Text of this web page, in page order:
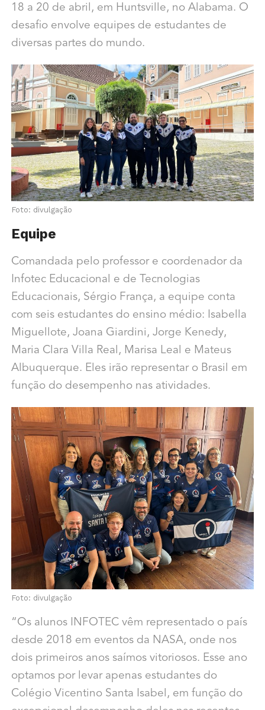
18 a 20 de abril, em Huntsville, no Alabama. O
desafio envolve equipes de estudantes de
diversas partes do mundo.
Foto: divulgação
Equipe
Comandada pelo professor e coordenador da
Infotec Educacional e de Tecnologias
Educacionais, Sérgio França, a equipe conta
com seis estudantes do ensino médio: Isabella
Miguellote, Joana Giardini, Jorge Kenedy,
Maria Clara Villa Real, Marisa Leal e Mateus
Albuquerque. Eles irão representar o Brasil em
função do desempenho nas atividades.
Foto: divulgação
“Os alunos INFOTEC vêm representado o país
desde 2018 em eventos da NASA, onde nos
dois primeiros anos saímos vitoriosos. Esse ano
optamos por levar apenas estudantes do
Colégio Vicentino Santa Isabel, em função do